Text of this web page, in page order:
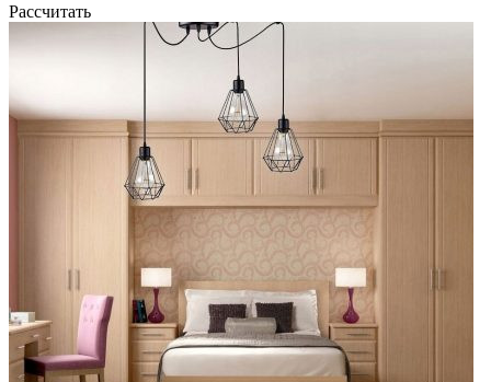
Рассчитать